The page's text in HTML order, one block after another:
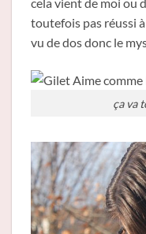
toutefois pas réussi
vu de dos donc le
ça va